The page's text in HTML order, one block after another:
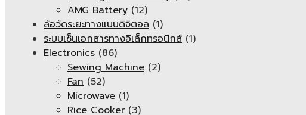
AMG Battery (12)
ล้อวัดระยะทางแบบดิจิตอล (1)
ระบบเซ็นเอกสารทางอิเล็กทรอนิกส์ (1)
Electronics (86)
Sewing Machine (2)
Fan (52)
Microwave (1)
Rice Cooker (3)